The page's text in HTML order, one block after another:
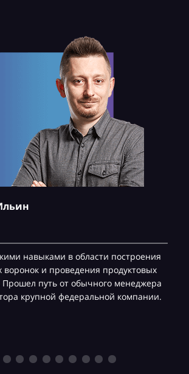
навыками в области построения
воронок и проведения продуктовых
Прошел путь от обычного менеджера
крупной федеральной компании.